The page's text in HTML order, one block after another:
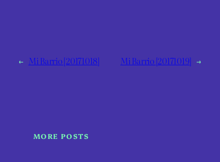
← Mi Barrio [20171018] Mi Barrio [20171019] →
MORE POSTS